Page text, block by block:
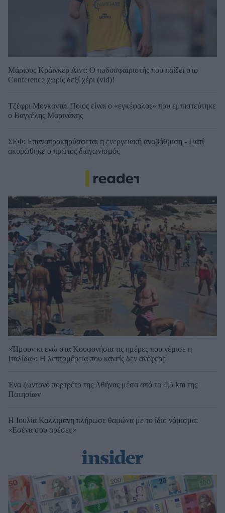
Μάριους Κράιγκερ Λιντ: Ο ποδοσφαιριστής που παίζει στο
Conference χωρίς δεξί χέρι (vid)!
Τζέφρι Μονκαντά: Ποιος είναι ο «εγκέφαλος» που εμπιστεύτηκε
ο Βαγγέλης Μαρινάκης
ΣΕΦ: Επαναπροκηρύσσεται η ενεργειακή αναβάθμιση - Γιατί
ακυρώθηκε ο πρώτος διαγωνισμός
«Ήμουν κι εγώ στα Κουφονήσια τις ημέρες που γέμισε η
Ιταλίδα»: Η λεπτομέρεια που κανείς δεν ανέφερε
Ένα ζωντανό πορτρέτο της Αθήνας μέσα από τα 4,5 km της
Πατησίων
Η Ιουλία Καλλιμάνη πλήρωσε θαμώνα με το ίδιο νόμισμα:
«Εσένα σου αρέσει;»